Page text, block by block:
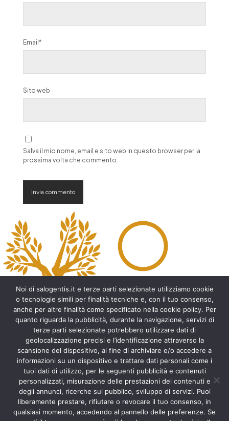
Email*
Sito web
Salva il mio nome, email e sito web in questo browser per la
prossima volta che commento.
A
l
t
e
r
n
a
v
e
:
Archeologia del Salento
Cripte e ambienti rupestri del Salento
Leggende del Salento
Tradizioni e folklore del Salento
Arte del Salento
Personaggi illustri del Salento
Aneddoti e curiosità sul Salento
Libri del Salento
Noi di salogentis.it e terze parti selezionate utilizziamo cookie
o tecnologie simili per finalità tecniche e, con il tuo consenso,
anche per altre finalità come specificato nella cookie policy. Per
quanto riguarda la pubblicità, durante la navigazione, servizi di
terze parti selezionate potrebbero utilizzare dati di
geolocalizzazione precisi e l’identificazione attraverso la
scansione del dispositivo, al fine di archiviare e/o accedere a
informazioni su un dispositivo e trattare dati personali come i
tuoi dati di utilizzo, per le seguenti pubblicità e contenuti
personalizzati, misurazione delle prestazioni dei contenuti e
degli annunci, ricerche sul pubblico, sviluppo di servizi. Puoi
liberamente prestare, rifiutare o revocare il tuo consenso, in
qualsiasi momento, accedendo al pannello delle preferenze. Se